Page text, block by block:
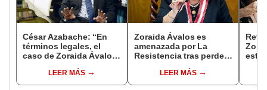
César Azabache: “En
términos legales, el
caso de Zoraida Ávalos
que no se va a
sostener”
LEER MÁS
Zoraida Ávalos es
amenazada por La
Resistencia tras perder
LEER MÁS